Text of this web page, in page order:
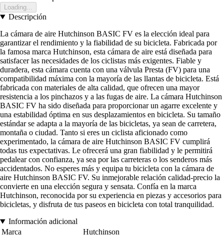
Loading...
Descripción
La cámara de aire Hutchinson BASIC FV es la elección ideal para
garantizar el rendimiento y la fiabilidad de su bicicleta. Fabricada por
la famosa marca Hutchinson, esta cámara de aire está diseñada para
satisfacer las necesidades de los ciclistas más exigentes. Fiable y
duradera, esta cámara cuenta con una válvula Presta (FV) para una
compatibilidad máxima con la mayoría de las llantas de bicicleta. Está
fabricada con materiales de alta calidad, que ofrecen una mayor
resistencia a los pinchazos y a las fugas de aire. La cámara Hutchinson
BASIC FV ha sido diseñada para proporcionar un agarre excelente y
una estabilidad óptima en sus desplazamientos en bicicleta. Su tamaño
estándar se adapta a la mayoría de las bicicletas, ya sean de carretera,
montaña o ciudad. Tanto si eres un ciclista aficionado como
experimentado, la cámara de aire Hutchinson BASIC FV cumplirá
todas tus expectativas. Le ofrecerá una gran fiabilidad y le permitirá
pedalear con confianza, ya sea por las carreteras o los senderos más
accidentados. No esperes más y equipa tu bicicleta con la cámara de
aire Hutchinson BASIC FV. Su inmejorable relación calidad-precio la
convierte en una elección segura y sensata. Confía en la marca
Hutchinson, reconocida por su experiencia en piezas y accesorios para
bicicletas, y disfruta de tus paseos en bicicleta con total tranquilidad.
Información adicional
Marca
Hutchinson